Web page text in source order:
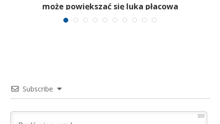
może powiększać się luka płacowa
Subscribe
500